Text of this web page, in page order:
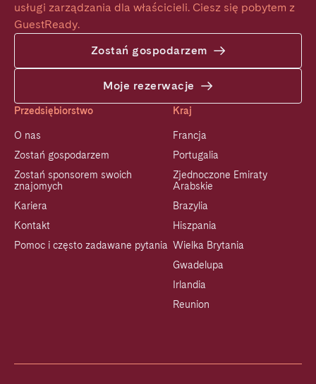
usługi zarządzania dla właścicieli. Ciesz się pobytem z
GuestReady.
Zostań gospodarzem
Moje rezerwacje
Przedsiębiorstwo
O nas
Zostań gospodarzem
Zostań sponsorem swoich
znajomych
Kariera
Kontakt
Pomoc i często zadawane pytania
Kraj
Francja
Portugalia
Zjednoczone Emiraty
Arabskie
Brazylia
Hiszpania
Wielka Brytania
Gwadelupa
Irlandia
Reunion